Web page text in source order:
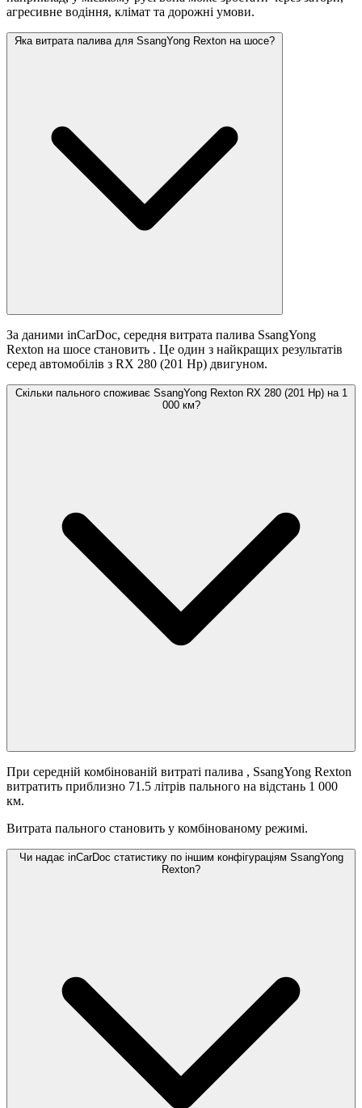
агресивне водіння, клімат та дорожні умови.
Яка витрата палива для SsangYong Rexton на шосе?
За даними inCarDoc, середня витрата палива SsangYong
Rexton на шосе становить . Це один з найкращих результатів
серед автомобілів з RX 280 (201 Hp) двигуном.
Скільки пального споживає SsangYong Rexton RX 280 (201 Hp) на 1
000 км?
При середній комбінованій витраті палива , SsangYong Rexton
витратить приблизно 71.5 літрів пального на відстань 1 000
км.
Витрата пального становить у комбінованому режимі.
Чи надає inCarDoc статистику по іншим конфігураціям SsangYong
Rexton?